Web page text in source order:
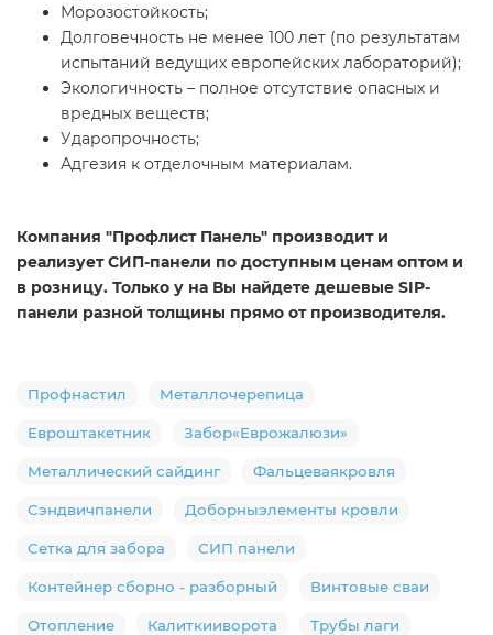
Морозостойкость;
Долговечность не менее 100 лет (по результатам
испытаний ведущих европейских лабораторий);
Экологичность – полное отсутствие опасных и
вредных веществ;
Ударопрочность;
Адгезия к отделочным материалам.
Компания "Профлист Панель" производит и
реализует СИП-панели по доступным ценам оптом и
в розницу. Только у на Вы найдете дешевые SIP-
панели разной толщины прямо от производителя.
Профнастил Металлочерепица
Евроштакетник Забор«Еврожалюзи»
Металлический сайдинг Фальцеваякровля
Сэндвичпанели Доборныэлементы кровли
Сетка для забора СИП панели
Контейнер сборно - разборный Винтовые сваи
Отопление Калиткииворота Трубы лаги